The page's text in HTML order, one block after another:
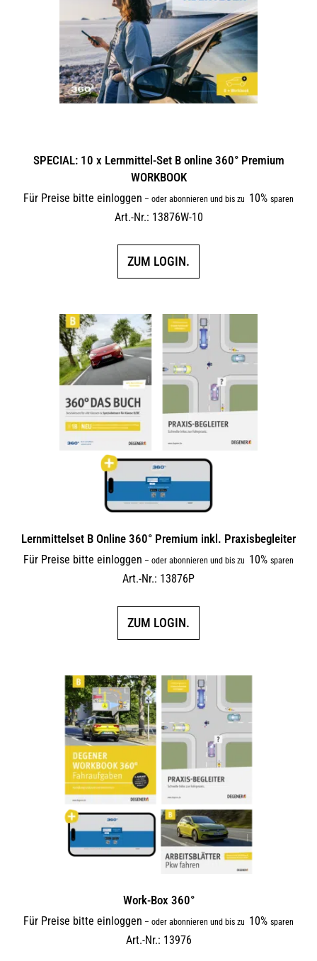
SPECIAL: 10 x Lernmittel-Set B online 360° Premium
WORKBOOK
Für Preise bitte einloggen – oder abonnieren und bis zu 10% sparen
Art.-Nr.: 13876W-10
ZUM LOGIN.
Lernmittelset B Online 360° Premium inkl. Praxisbegleiter
Für Preise bitte einloggen – oder abonnieren und bis zu 10% sparen
Art.-Nr.: 13876P
ZUM LOGIN.
Work-Box 360°
Für Preise bitte einloggen – oder abonnieren und bis zu 10% sparen
Art.-Nr.: 13976